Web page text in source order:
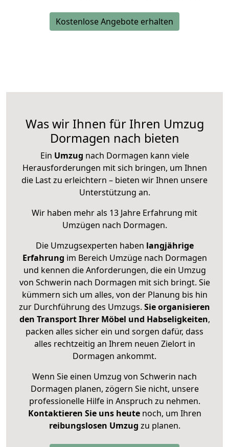
Kostenlose Angebote erhalten
Was wir Ihnen für Ihren Umzug
Dormagen nach bieten
Ein Umzug nach Dormagen kann viele
Herausforderungen mit sich bringen, um Ihnen
die Last zu erleichtern – bieten wir Ihnen unsere
Unterstützung an.
Wir haben mehr als 13 Jahre Erfahrung mit
Umzügen nach Dormagen.
Die Umzugsexperten haben langjährige
Erfahrung im Bereich Umzüge nach Dormagen
und kennen die Anforderungen, die ein Umzug
von Schwerin nach Dormagen mit sich bringt. Sie
kümmern sich um alles, von der Planung bis hin
zur Durchführung des Umzugs. Sie organisieren
den Transport Ihrer Möbel und Habseligkeiten,
packen alles sicher ein und sorgen dafür, dass
alles rechtzeitig an Ihrem neuen Zielort in
Dormagen ankommt.
Wenn Sie einen Umzug von Schwerin nach
Dormagen planen, zögern Sie nicht, unsere
professionelle Hilfe in Anspruch zu nehmen.
Kontaktieren Sie uns heutenoch, um Ihren
reibungslosen Umzug zu planen.